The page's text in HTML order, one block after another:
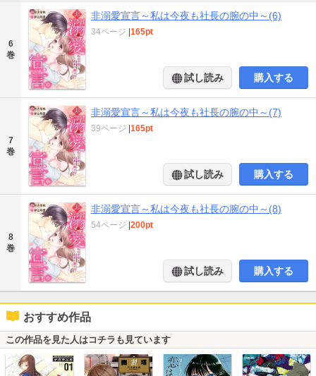
6
巻
非溺愛宣言～私は今夜も社長の腕の中～(6)
34ページ |165pt
試し読み 購入する
7
巻
非溺愛宣言～私は今夜も社長の腕の中～(7)
39ページ |165pt
試し読み 購入する
8
巻
非溺愛宣言～私は今夜も社長の腕の中～(8)
54ページ |200pt
試し読み 購入する
おすすめ作品
この作品を見た人はコチラも見ています